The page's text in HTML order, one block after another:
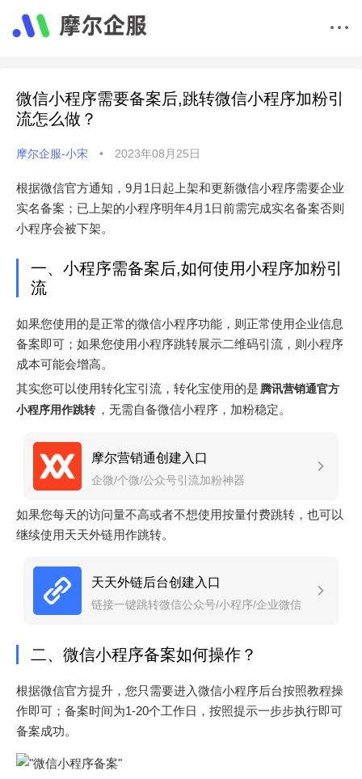
微信小程序需要备案后,跳转微信小程序加粉引
流怎么做？
摩尔企服-小宋 • 2023年08月25日
根据微信官方通知，9月1日起上架和更新微信小程序需要企业
实名备案；已上架的小程序明年4月1日前需完成实名备案否则
小程序会被下架。
一、小程序需备案后,如何使用小程序加粉引
流
如果您使用的是正常的微信小程序功能，则正常使用企业信息
备案即可；如果您使用小程序跳转展示二维码引流，则小程序
成本可能会增高。
其实您可以使用转化宝引流，转化宝使用的是 腾讯营销通官方
小程序用作跳转 ，无需自备微信小程序，加粉稳定。
摩尔营销通创建入口
企微/个微/公众号引流加粉神器
如果您每天的访问量不高或者不想使用按量付费跳转，也可以
继续使用天天外链用作跳转。
天天外链后台创建入口
链接一键跳转微信公众号/小程序/企业微信
二、微信小程序备案如何操作？
根据微信官方提升，您只需要进入微信小程序后台按照教程操
作即可；备案时间为1-20个工作日，按照提示一步步执行即可
备案成功。